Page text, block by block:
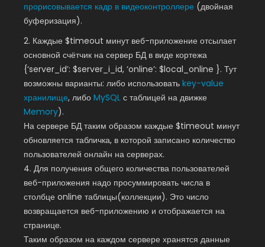
прорисовывается кадр в видеоконтроллере (двойная
буферизация).
2. Каждые $timeout минут веб-приложение отсылает
основной счётчик на сервер БД в виде кортежа
{‘server_id’: $server_i_id, ‘online’: $local_online }. Тут
возможны варианты: либо использовать key-value
хранилище, либо MySQL с таблицей на движке
Memory).
На сервере БД таким образом каждые $timeout минут
обновляется табличка, в которой записано количество
пользователей онлайн на серверах.
4. Для получения общего количества пользователей
веб-приложения надо просуммировать числа в
столбце online таблицы(коллекции). Это число
возвращается веб-приложению и отображается на
странице.
Таким образом на каждом сервере хранятся данные